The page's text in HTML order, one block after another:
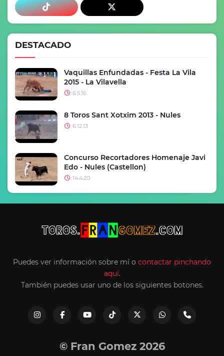
DESTACADO
Vaquillas Enfundadas - Festa La Vila
2015 - La Vilavella
6.5.16
8 Toros Sant Xotxim 2013 - Nules
6.12.13
Concurso Recortadores Homenaje Javi
Edo - Nules (Castellon)
14.4.20
Puedes ver información sobre mí o contactar pinchando
aquí.
También puedes usar uno de los siguientes botones.
© Fran Gomez 2026